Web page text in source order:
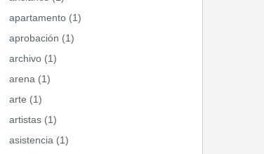
apartamento (1)
aprobación (1)
archivo (1)
arena (1)
arte (1)
artistas (1)
asistencia (1)